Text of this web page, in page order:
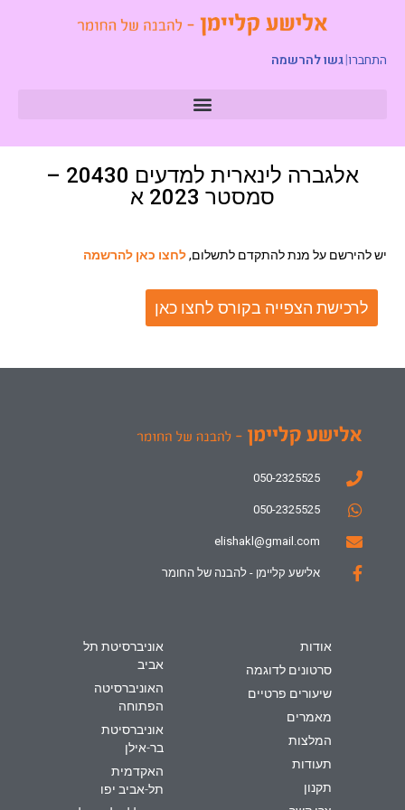
התחברו|גשו להרשמה
אלגברה לינארית למדעים 20430 –
סמסטר 2023 א
יש להירשם על מנת להתקדם לתשלום,לחצו כאן להרשמה
לרכישת הצפייה בקורס לחצו כאן
050-2325525
050-2325525
elishakl@gmail.com
אלישע קליימן - להבנה של החומר
אודות
סרטונים לדוגמה
שיעורים פרטיים
מאמרים
המלצות
תעודות
תקנון
אוניברסיטת תל
אביב
האוניברסיטה
הפתוחה
אוניברסיטת
בר-אילן
האקדמית
תל-אביב יפו